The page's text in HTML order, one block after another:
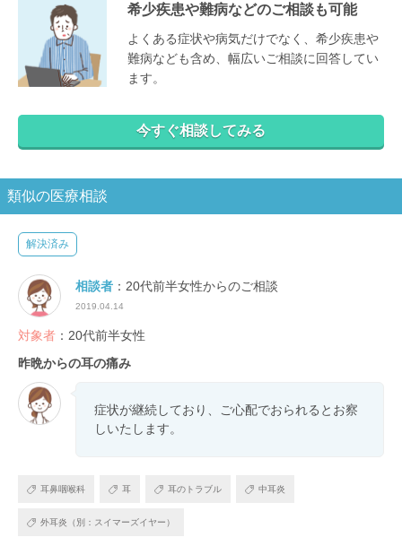
希少疾患や難病などのご相談も可能
よくある症状や病気だけでなく、希少疾患や
難病なども含め、幅広いご相談に回答してい
ます。
今すぐ相談してみる
類似の医療相談
解決済み
相談者 ：20代前半女性からのご相談
2019.04.14
対象者 ：20代前半女性
昨晩からの耳の痛み
症状が継続しており、ご心配でおられるとお察
しいたします。
耳鼻咽喉科 耳 耳のトラブル 中耳炎
外耳炎（別：スイマーズイヤー）